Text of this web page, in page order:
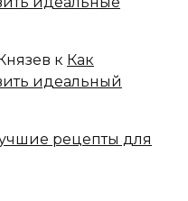
к Как
идеальный
рецепты для